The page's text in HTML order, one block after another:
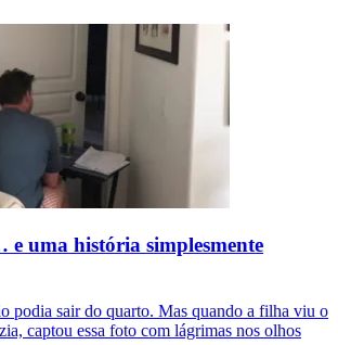
uma história simplesmente
podia sair do quarto. Mas quando a filha viu o
captou essa foto com lágrimas nos olhos